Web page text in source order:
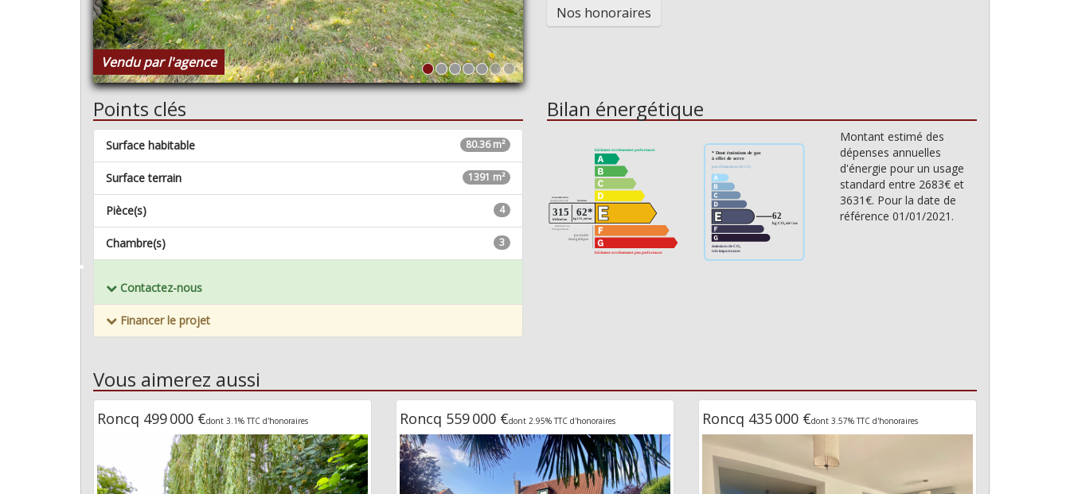
Vendu par l'agence
Nos honoraires
Points clés
80.36 m²
Surface habitable
1391 m²
Surface terrain
4
Pièce(s)
3
Chambre(s)
Contactez-nous
Financer le projet
Bilan énergétique
Montant estimé des
dépenses annuelles
d'énergie pour un usage
standard entre 2683€ et
3631€. Pour la date de
référence 01/01/2021.
Vous aimerez aussi
Roncq 499 000 €dont 3.1% TTC d'honoraires Roncq 559 000 €dont 2.95% TTC d'honoraires Roncq 435 000 €dont 3.57% TTC d'honoraires